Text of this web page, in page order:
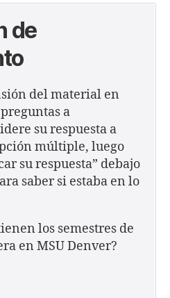
de
del material en
a
su respuesta a
múltiple, luego
su respuesta” debajo
saber si estaba en lo
los semestres de
en MSU Denver?